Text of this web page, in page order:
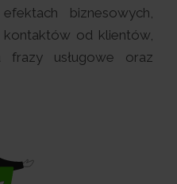
biznesowych,
kontaktów od klientów,
frazy usługowe oraz